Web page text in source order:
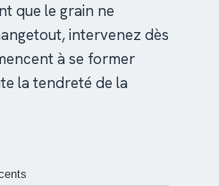
que le grain ne
intervenez dès
à se former
la tendreté de la